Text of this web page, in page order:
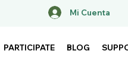
Mi Cuenta
PARTICIPATE BLOG